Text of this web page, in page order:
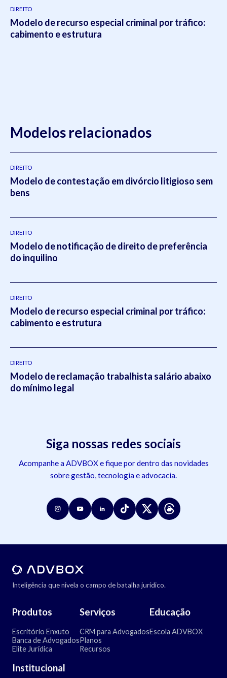
DIREITO
Modelo de recurso especial criminal por tráfico:
cabimento e estrutura
Modelos relacionados
DIREITO
Modelo de contestação em divórcio litigioso sem
bens
DIREITO
Modelo de notificação de direito de preferência
do inquilino
DIREITO
Modelo de recurso especial criminal por tráfico:
cabimento e estrutura
DIREITO
Modelo de reclamação trabalhista salário abaixo
do mínimo legal
Siga nossas redes sociais
Acompanhe a ADVBOX e fique por dentro das novidades
sobre gestão, tecnologia e advocacia.
Inteligência que nivela o campo de batalha jurídico.
Produtos
Escritório Enxuto
Banca de Advogados
Elite Jurídica
Serviços
CRM para Advogados
Planos
Recursos
Educação
Escola ADVBOX
Institucional